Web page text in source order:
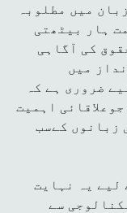
میں مطلوبہ
ہار بیٹھتی
کی آگاہی
میں
ضروری ہے کہ
اہمیت
زبانوں کےسب
لیے یہ نہایت
سے